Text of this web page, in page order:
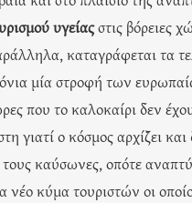
υγείαςστις βόρειες
καταγράφεται τα
μία στροφή των
που το καλοκαίρι δεν
γιατί ο κόσμος αρχίζει
καύσωνες, οπότε
νέο κύμα τουριστών οι